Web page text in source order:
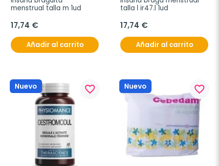
menstrual talla m 1ud
17,74 €
Añadir al carrito
talla l ir47.l 1ud
17,74 €
Añadir al carrito
Nuevo favorite_border Nuevo favorite_border